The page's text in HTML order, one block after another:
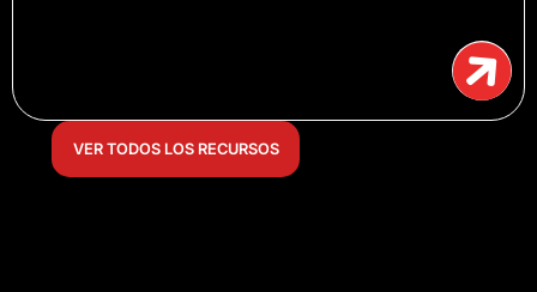
VER TODOS LOS RECURSOS